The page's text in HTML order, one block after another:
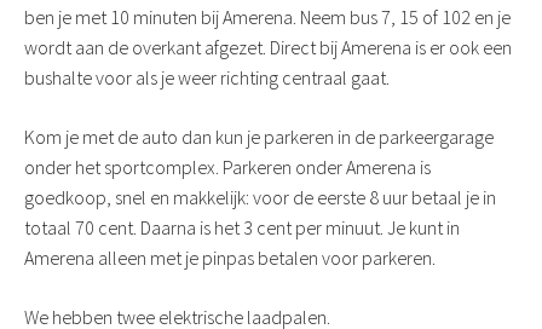
ben je met 10 minuten bij Amerena. Neem bus 7, 15 of 102 en je
wordt aan de overkant afgezet. Direct bij Amerena is er ook een
bushalte voor als je weer richting centraal gaat.
Kom je met de auto dan kun je parkeren in de parkeergarage
onder het sportcomplex. Parkeren onder Amerena is
goedkoop, snel en makkelijk: voor de eerste 8 uur betaal je in
totaal 70 cent. Daarna is het 3 cent per minuut. Je kunt in
Amerena alleen met je pinpas betalen voor parkeren.
We hebben twee elektrische laadpalen.